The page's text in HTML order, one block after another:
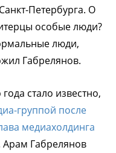
Петербурга. О
особые люди?
люди,
Габрелянов.
стало известно,
группой после
медиахолдинга
Арам Габрелянов